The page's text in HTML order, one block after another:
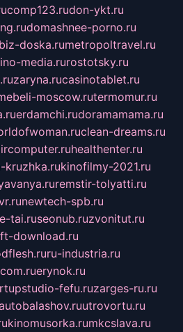
comp123.rudon-ykt.ru
domashnee-porno.ru
biz-doska.rumetropoltravel.ru
media.rurostotsky.ru
zaryna.rucasinotablet.ru
moscow.rutermomur.ru
erdamchi.rudoramamama.ru
clean-dreams.ru
healthenter.ru
kruzhka.rukinofilmy-2021.ru
remstir-tolyatti.ru
newtech-spb.ru
tai.ruseonub.ruzvonitut.ru
download.ru
ru-industria.ru
erynok.ru
fefu.ruzarges-ru.ru
utrovortu.ru
kinomusorka.rumkcslava.ru